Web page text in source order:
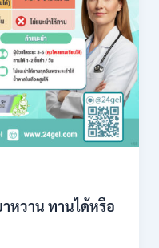
าหวาน ทานได้หรือ